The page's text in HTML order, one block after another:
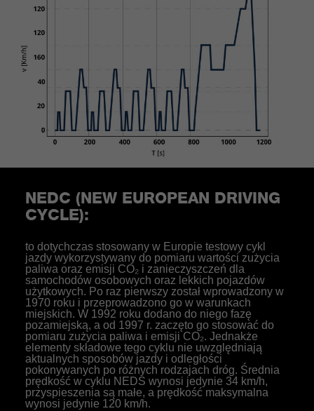
NEDC (NEW EUROPEAN DRIVING
CYCLE):
to dotychczas stosowany w Europie testowy cykl
jazdy wykorzystywany do pomiaru wartości zużycia
paliwa oraz emisji CO₂ i zanieczyszczeń dla
samochodów osobowych oraz lekkich pojazdów
użytkowych. Po raz pierwszy został wprowadzony w
1970 roku i przeprowadzono go w warunkach
miejskich. W 1992 roku dodano do niego fazę
pozamiejską, a od 1997 r. zaczęto go stosować do
pomiaru zużycia paliwa i emisji CO₂. Jednakże
elementy składowe tego cyklu nie uwzględniają
aktualnych sposobów jazdy i odległości
pokonywanych po różnych rodzajach dróg. Średnia
prędkość w cyklu NEDS wynosi jedynie 34 km/h,
przyspieszenia są małe, a prędkość maksymalna
wynosi jedynie 120 km/h.